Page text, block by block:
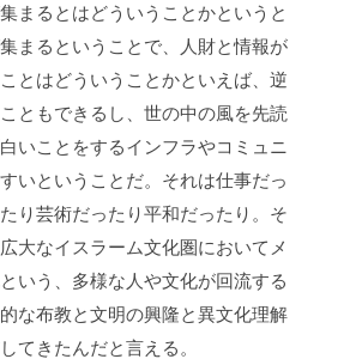
まるとはどういうことかというと
まるということで、人財と情報が
とはどういうことかといえば、逆
ともできるし、世の中の風を先読
いことをするインフラやコミュニ
いということだ。それは仕事だっ
り芸術だったり平和だったり。そ
大なイスラーム文化圏においてメ
いう、多様な人や文化が回流する
な布教と文明の興隆と異文化理解
てきたんだと言える。